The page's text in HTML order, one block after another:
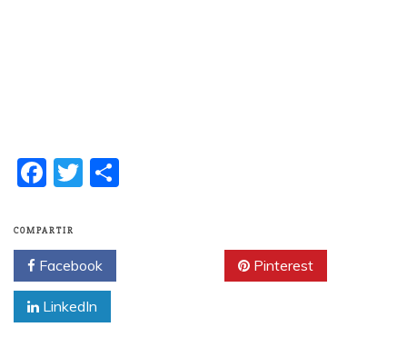
F
c
e
b
o
T
er
COMPARTIR
Facebook Pinterest
LinkedIn